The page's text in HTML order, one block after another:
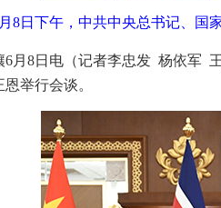
8日下午，中共中央总书记、国
6月8日电（记者李忠发 杨依军
举行会谈。